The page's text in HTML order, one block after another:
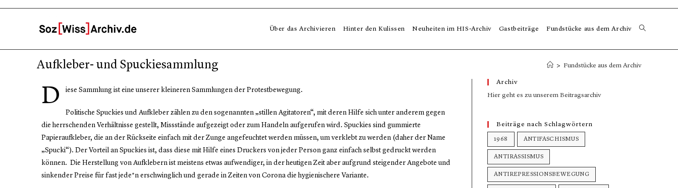
Über das Archivieren Hinter den Kulissen Neuheiten im HIS-Archiv Gastbeiträge Fundstücke aus dem Archiv
Aufkleber- und Spuckiesammlung > Fundstücke aus dem Archiv
D iese Sammlung ist eine unserer kleineren Sammlungen der Protestbewegung.
Politische Spuckies und Aufkleber zählen zu den sogenannten „stillen Agitatoren“, mit deren Hilfe sich unter anderem gegen
die herrschenden Verhältnisse gestellt, Missstände aufgezeigt oder zum Handeln aufgerufen wird. Spuckies sind gummierte
Papieraufkleber, die an der Rückseite einfach mit der Zunge angefeuchtet werden müssen, um verklebt zu werden (daher der Name
„Spucki“). Der Vorteil an Spuckies ist, dass diese mit Hilfe eines Druckers von jeder Person ganz einfach selbst gedruckt werden
können. Die Herstellung von Aufklebern ist meistens etwas aufwendiger, in der heutigen Zeit aber aufgrund steigender Angebote und
sinkender Preise für fast jede*n erschwinglich und gerade in Zeiten von Corona die hygienischere Variante.
Archiv
Hier geht es zu unserem Beitragsarchiv
Beiträge nach Schlagwörtern
1968 ANTIFASCHISMUS
ANTIRASSISMUS
ANTIREPRESSIONSBEWEGUNG